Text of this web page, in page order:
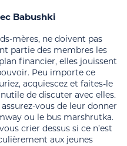
Babushki
mères, ne doivent pas
partie des membres les
financier, elles jouissent
Peu importe ce
acquiescez et faites-le
de discuter avec elles.
vous de leur donner
ou le bus marshrutka.
crier dessus si ce n’est
aux jeunes